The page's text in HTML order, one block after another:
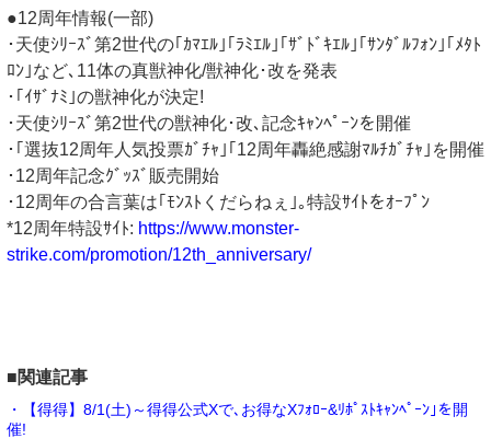
●12周年情報(一部)
･天使ｼﾘｰｽﾞ第2世代の｢ｶﾏｴﾙ｣｢ﾗﾐｴﾙ｣｢ｻﾞﾄﾞｷｴﾙ｣｢ｻﾝﾀﾞﾙﾌｫﾝ｣｢ﾒﾀﾄ
ﾛﾝ｣など､11体の真獣神化/獣神化･改を発表
･｢ｲｻﾞﾅﾐ｣の獣神化が決定!
･天使ｼﾘｰｽﾞ第2世代の獣神化･改､記念ｷｬﾝﾍﾟｰﾝを開催
･｢選抜12周年人気投票ｶﾞﾁｬ｣｢12周年轟絶感謝ﾏﾙﾁｶﾞﾁｬ｣を開催
･12周年記念ｸﾞｯｽﾞ販売開始
･12周年の合言葉は｢ﾓﾝｽﾄくだらねぇ｣｡特設ｻｲﾄをｵｰﾌﾟﾝ
*12周年特設ｻｲﾄ: https://www.monster-
strike.com/promotion/12th_anniversary/
■関連記事
・【得得】8/1(土)～得得公式Xで､お得なXﾌｫﾛｰ&ﾘﾎﾟｽﾄｷｬﾝﾍﾟｰﾝ｣を開
催!